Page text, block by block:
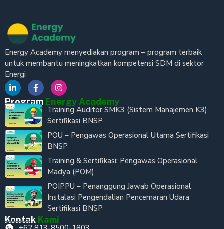
Energy Academy menyediakan program – program terbaik
untuk membantu meningkatkan kompetensi SDM di sektor
Energi
Program Energy Academy
Training Auditor SMK3 (Sistem Manajemen K3)
Sertifikasi BNSP
POU – Pengawas Operasional Utama Sertifikasi
BNSP
Training & Sertifikasi: Pengawas Operasional
Madya (POM)
POIPPU – Penanggung Jawab Operasional
Instalasi Pengendalian Pencemaran Udara
Sertifikasi BNSP
Kontak Kami